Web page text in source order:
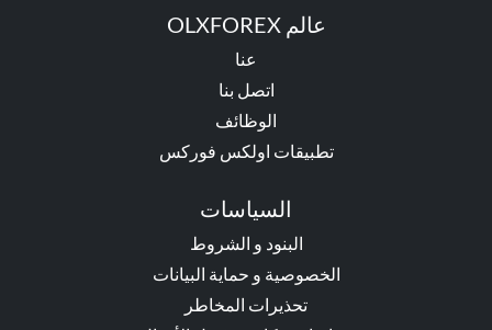
عالم OLXFOREX
عنا
اتصل بنا
الوظائف
تطبيقات اولكس فوركس
السياسات
البنود و الشروط
الخصوصية و حماية البيانات
تحذيرات المخاطر